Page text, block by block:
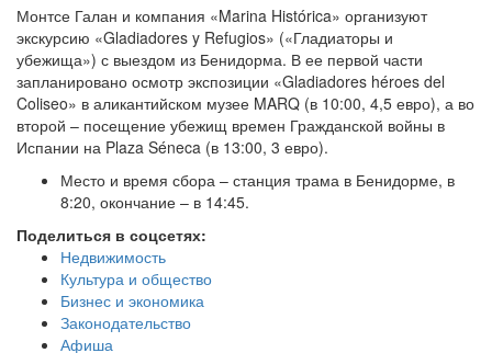
Монтсе Галан и компания «Marina Histórica» организуют
экскурсию «Gladiadores y Refugios» («Гладиаторы и
убежища») с выездом из Бенидорма. В ее первой части
запланировано осмотр экспозиции «Gladiadores héroes del
Coliseo» в аликантийском музее MARQ (в 10:00, 4,5 евро), а во
второй – посещение убежищ времен Гражданской войны в
Испании на Plaza Séneca (в 13:00, 3 евро).
Место и время сбора – станция трама в Бенидорме, в
8:20, окончание – в 14:45.
Поделиться в соцсетях:
Недвижимость
Культура и общество
Бизнес и экономика
Законодательство
Афиша